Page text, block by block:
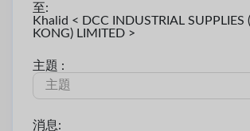
至:
Khalid < DCC INDUSTRIAL SUPPLIES
KONG) LIMITED >
主題 :
消息: